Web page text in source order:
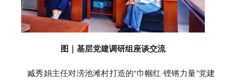
图｜基层党建调研组座谈交流
臧秀娟主任对涝池滩村打造的“巾帼红·铿锵力量”党建